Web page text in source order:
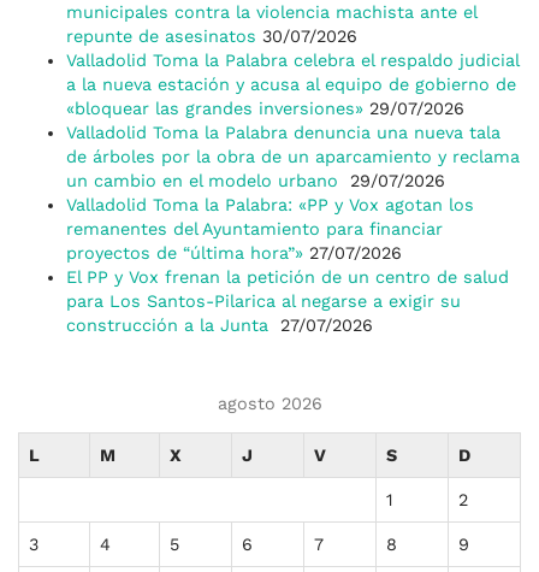
municipales contra la violencia machista ante el
repunte de asesinatos 30/07/2026
Valladolid Toma la Palabra celebra el respaldo judicial
a la nueva estación y acusa al equipo de gobierno de
«bloquear las grandes inversiones» 29/07/2026
Valladolid Toma la Palabra denuncia una nueva tala
de árboles por la obra de un aparcamiento y reclama
un cambio en el modelo urbano
29/07/2026
Valladolid Toma la Palabra: «PP y Vox agotan los
remanentes del Ayuntamiento para financiar
proyectos de “última hora”» 27/07/2026
El PP y Vox frenan la petición de un centro de salud
para Los Santos-Pilarica al negarse a exigir su
construcción a la Junta
27/07/2026
agosto 2026
L M X J V S D
1 2
3 4 5 6 7 8 9